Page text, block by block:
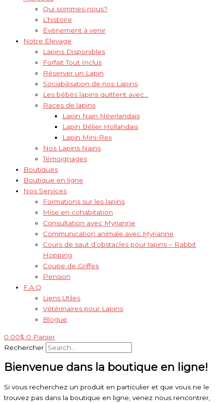
Qui sommes-nous?
L’histoire
Événement à venir
Notre Élevage
Lapins Disponibles
Forfait Tout Inclus
Réserver un Lapin
Sociabilisation de nos Lapins
Les bébés lapins quittent avec…
Races de lapins
Lapin Nain Néerlandais
Lapin Bélier Hollandais
Lapin Mini-Rex
Nos Lapins Nains
Témoignages
Boutiques
Boutique en ligne
Nos Services
Formations sur les lapins
Mise en cohabitation
Consultation avec Myrianne
Communication animale avec Myrianne
Cours de saut d’obstacles pour lapins – Rabbit
Hopping
Coupe de Griffes
Pension
F.A.Q
Liens Utiles
Vétérinaires pour Lapins
Blogue
0.00$ 0 Panier
Rechercher
Bienvenue dans la boutique en ligne!
Si vous recherchez un produit en particulier et que vous ne le
trouvez pas dans la boutique en ligne, venez nous rencontrer,